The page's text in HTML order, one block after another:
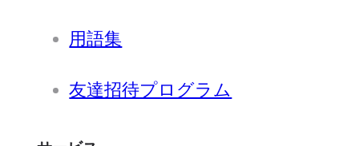
用語集
友達招待プログラム